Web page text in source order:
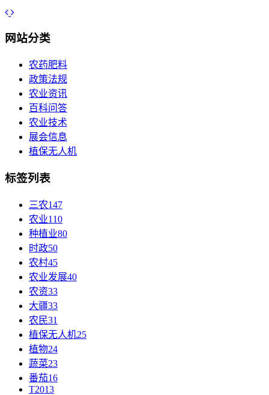
网站分类
农药肥料
政策法规
农业资讯
百科问答
农业技术
展会信息
植保无人机
标签列表
三农147
农业110
种植业80
时政50
农村45
农业发展40
农资33
大疆33
农民31
植保无人机25
植物24
蔬菜23
番茄16
T2013